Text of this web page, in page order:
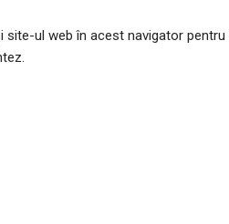
site-ul web în acest navigator pentru